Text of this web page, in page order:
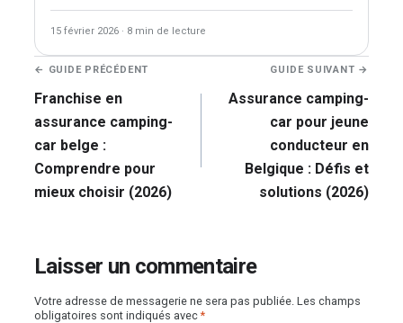
15 février 2026 · 8 min de lecture
Navigation
de
l’article
← GUIDE PRÉCÉDENT
Franchise en
assurance camping-
car belge :
Comprendre pour
mieux choisir (2026)
GUIDE SUIVANT →
Assurance camping-
car pour jeune
conducteur en
Belgique : Défis et
solutions (2026)
Laisser un commentaire
Votre adresse de messagerie ne sera pas publiée. Les champs
obligatoires sont indiqués avec*